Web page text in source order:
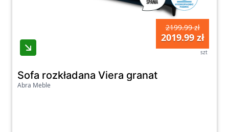
2199.99 zł
2019.99 zł
szt
Sofa rozkładana Viera granat
Abra Meble